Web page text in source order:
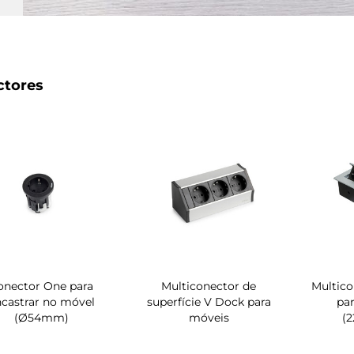
One para
no móvel
(Ø54mm)
Multiconector de
superfície V Dock para
móveis